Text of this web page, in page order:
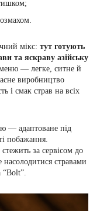
мікс: тут готують
та яскраву азійську
меню — легке, ситне й
виробництво
і смак страв на всіх
— адаптоване під
побажання.
за сервісом до
стравами